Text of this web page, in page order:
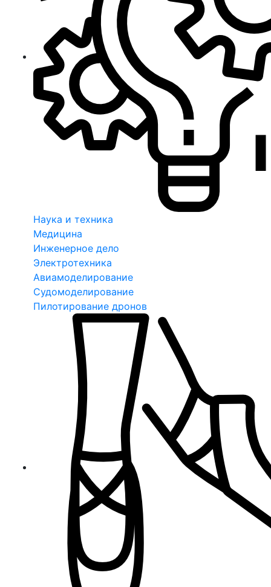
Наука и техника
Медицина
Инженерное дело
Электротехника
Авиамоделирование
Судомоделирование
Пилотирование дронов